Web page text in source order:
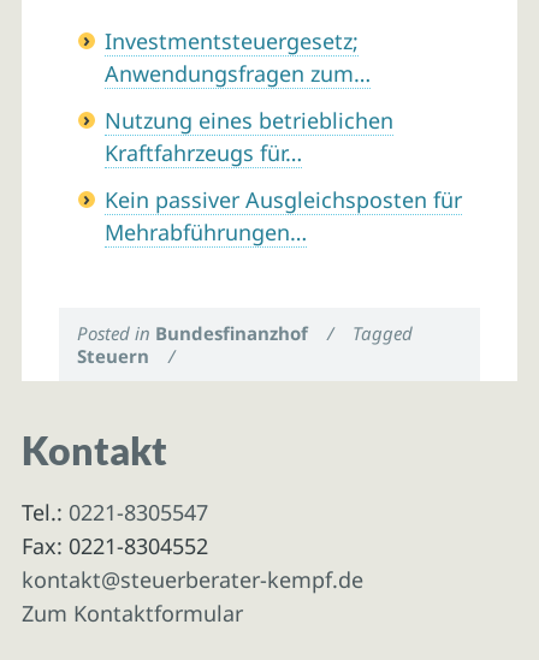
Investmentsteuergesetz;
Anwendungsfragen zum…
Nutzung eines betrieblichen
Kraftfahrzeugs für…
Kein passiver Ausgleichsposten für
Mehrabführungen…
Posted in Bundesfinanzhof /
Tagged
Steuern
/
Kontakt
Tel.: 0221-8305547
Fax: 0221-8304552
kontakt@steuerberater-kempf.de
Zum Kontaktformular